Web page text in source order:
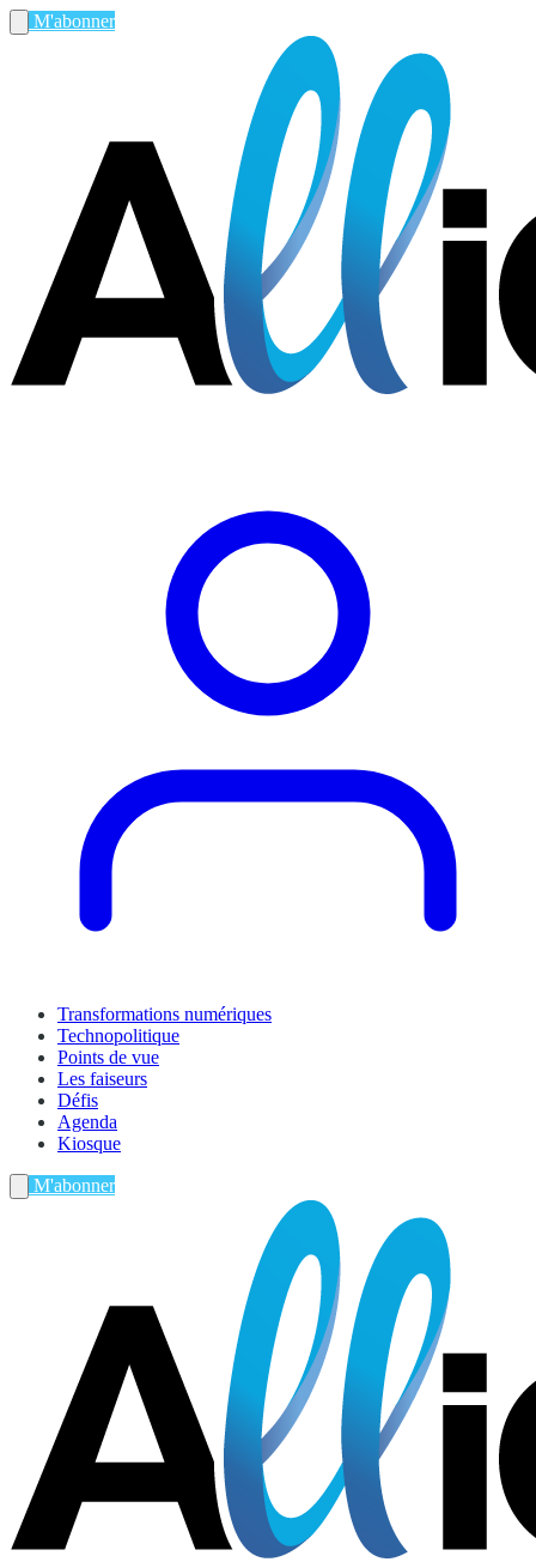
M'abonner
Transformations numériques
Technopolitique
Points de vue
Les faiseurs
Défis
Agenda
Kiosque
M'abonner